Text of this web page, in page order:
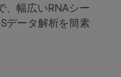
、幅広いRNAシー
データ解析を簡素